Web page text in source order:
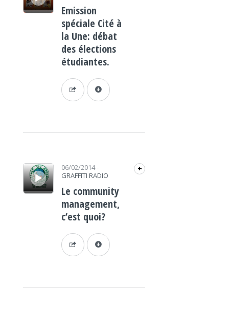
Emission
spéciale Cité à
la Une: débat
des élections
étudiantes.
Lecteur audio 06/02/2014-
GRAFFITI RADIO
+
Le community
management,
c’est quoi?